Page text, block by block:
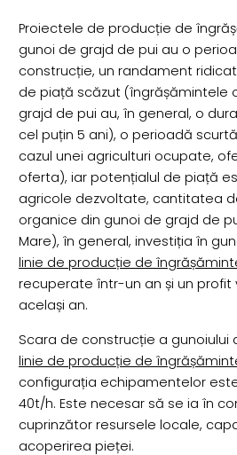
Proiectele de producție de
gunoi de grajd de pui au o
construcție, un randament
de piață scăzut (îngrășămintele
grajd de pui au, în general, o
cel puțin 5 ani), o perioadă
cazul unei agriculturi ocupate,
oferta), iar potențialul de piață
agricole dezvoltate, cantitatea
organice din gunoi de grajd de
Mare), în general, investiția în
linie de producție de
recuperate într-un an și un profit
același an.
Scara de construcție a gunoiului
linie de producție de
configurația echipamentelor
40t/h. Este necesar să se ia în
cuprinzător resursele locale,
acoperirea pieței.